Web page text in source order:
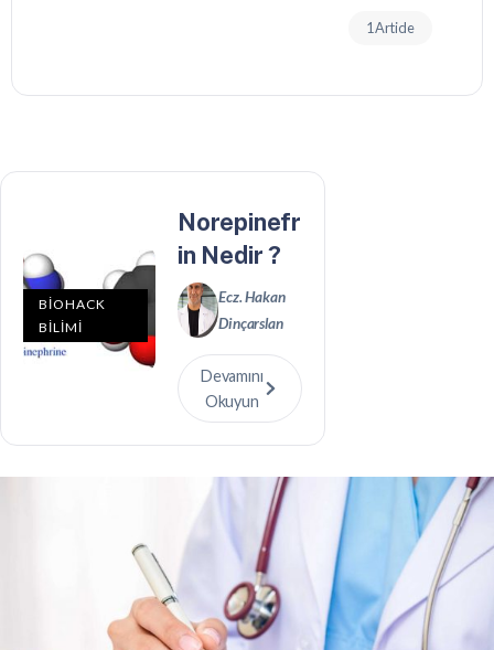
1 Article
BİOHACK
BİLİMİ
Norepinefr
in Nedir ?
Ecz. Hakan
Dinçarslan
Devamını
Okuyun